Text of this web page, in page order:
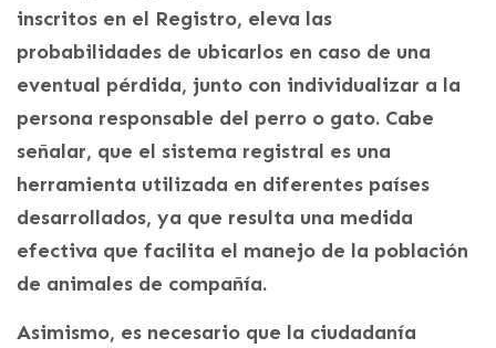
inscritos en el Registro, eleva las
probabilidades de ubicarlos en caso de una
eventual pérdida, junto con individualizar a la
persona responsable del perro o gato. Cabe
señalar, que el sistema registral es una
herramienta utilizada en diferentes países
desarrollados, ya que resulta una medida
efectiva que facilita el manejo de la población
de animales de compañía.
Asimismo, es necesario que la ciudadanía